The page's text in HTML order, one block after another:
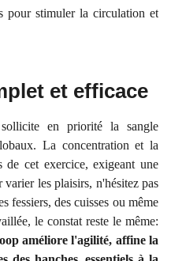
et efficace
en priorité la sangle
La concentration et la
cet exercice, exigeant une
les plaisirs, n'hésitez pas
fessiers, des cuisses ou même
le constat reste le même:
améliore l'agilité, affine la